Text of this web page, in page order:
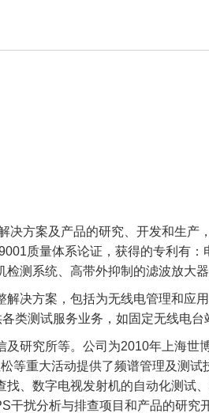
决方案及产品的研究、开发和生产
质量体系论证，获得的专利有
测系统、高带外抑制的滤波放大
决方案，包括为无线电管理和应
测试服务业务，如固定无线电
研究所等。公司为2010年上海
等重大活动提供了频谱管理及测
、数字电视发射机的自动化测试
扰分析与排查项目和产品的研究